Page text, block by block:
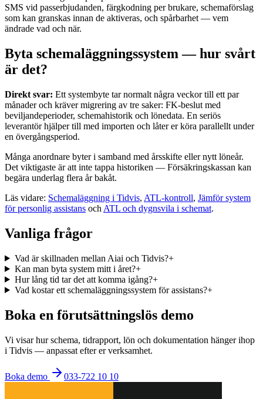
SMS vid passerbjudanden, färgkodning per brukare, schemaförslag
som kan granskas innan de aktiveras, och spårbarhet — vem
ändrade vad och när.
Byta schemaläggningssystem — hur svårt
är det?
Direkt svar: Ett systembyte tar normalt några veckor till ett par
månader och kräver migrering av tre saker: FK-beslut med
beviljandeperioder, schemahistorik och lönedata. En seriös
leverantör hjälper till med importen och låter er köra parallellt under
en övergångsperiod.
Många anordnare byter i samband med årsskifte eller nytt löneår.
Det viktigaste är att inte tappa historiken — Försäkringskassan kan
begära underlag flera år bakåt.
Läs vidare: Schemaläggning i Tidvis, ATL-kontroll, Jämför system
för personlig assistans och ATL och dygnsvila i schemat.
Vanliga frågor
Vad är skillnaden mellan Aiai och Tidvis?+
Kan man byta system mitt i året?+
Hur lång tid tar det att komma igång?+
Vad kostar ett schemaläggningssystem för assistans?+
Boka en förutsättningslös demo
Vi visar hur schema, tidrapport, lön och dokumentation hänger ihop
i Tidvis — anpassat efter er verksamhet.
Boka demo 033-722 10 10